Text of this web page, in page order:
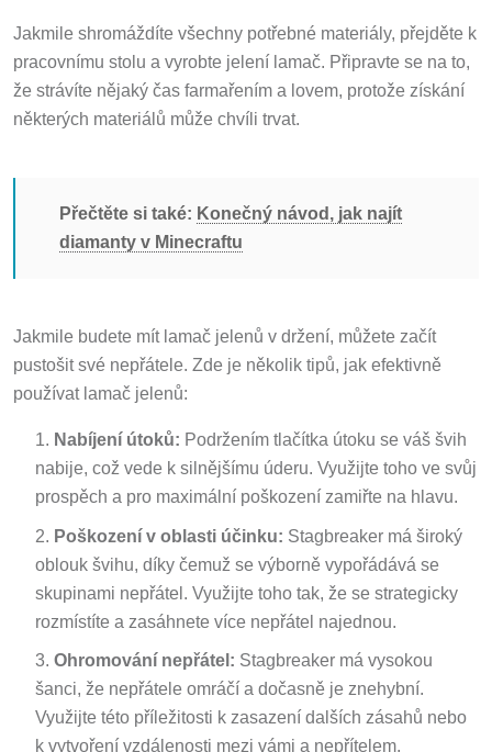
Jakmile shromáždíte všechny potřebné materiály, přejděte k
pracovnímu stolu a vyrobte jelení lamač. Připravte se na to,
že strávíte nějaký čas farmařením a lovem, protože získání
některých materiálů může chvíli trvat.
Přečtěte si také: Konečný návod, jak najít
diamanty v Minecraftu
Jakmile budete mít lamač jelenů v držení, můžete začít
pustošit své nepřátele. Zde je několik tipů, jak efektivně
používat lamač jelenů:
Nabíjení útoků: Podržením tlačítka útoku se váš švih
nabije, což vede k silnějšímu úderu. Využijte toho ve svůj
prospěch a pro maximální poškození zamiřte na hlavu.
Poškození v oblasti účinku: Stagbreaker má široký
oblouk švihu, díky čemuž se výborně vypořádává se
skupinami nepřátel. Využijte toho tak, že se strategicky
rozmístíte a zasáhnete více nepřátel najednou.
Ohromování nepřátel: Stagbreaker má vysokou
šanci, že nepřátele omráčí a dočasně je znehybní.
Využijte této příležitosti k zasazení dalších zásahů nebo
k vytvoření vzdálenosti mezi vámi a nepřítelem.